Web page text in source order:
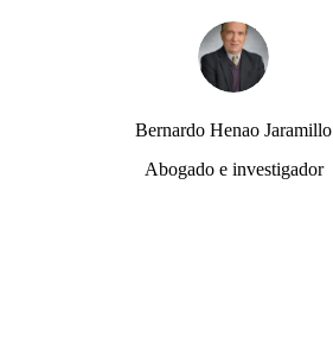
Bernardo Henao Jaramillo
Abogado e investigador